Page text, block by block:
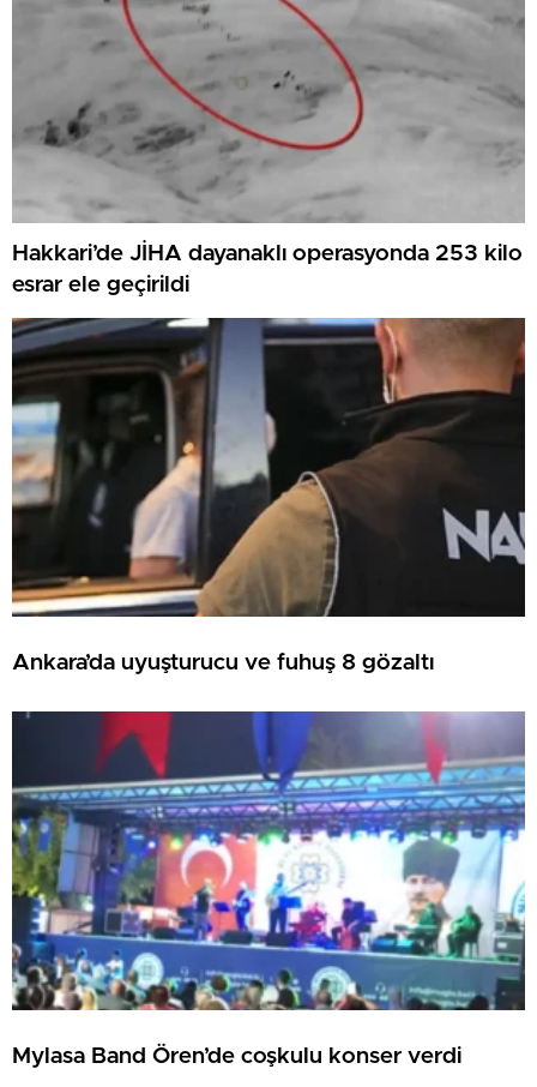
Hakkari’de JİHA dayanaklı operasyonda 253 kilo
esrar ele geçirildi
Ankara’da uyuşturucu ve fuhuş 8 gözaltı
Mylasa Band Ören’de coşkulu konser verdi